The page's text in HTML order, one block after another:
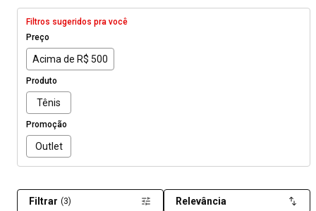
Filtros sugeridos pra você
Preço
Acima de R$ 500
Produto
Tênis
Promoção
Outlet
Filtrar (3) Relevância